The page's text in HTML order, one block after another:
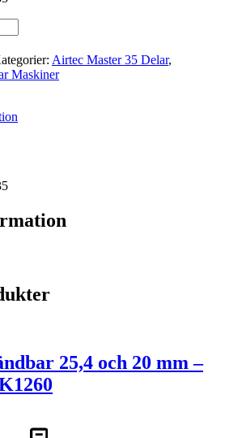
Airtec Master 35 Delar,
Maskiner
25,4 och 20 mm –